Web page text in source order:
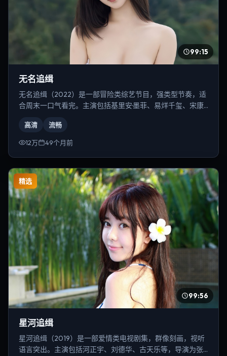
99:15
无名追缉
无名追缉（2022）是一部冒险类综艺节目，强类型节奏，适
合周末一口气看完。主演包括基里安·墨菲、易烊千玺、宋康
高清 流畅
12万 49个月前
精选
99:56
星河追缉
星河追缉（2019）是一部爱情类电视剧集，群像刻画，视听
语言突出。主演包括河正宇、刘德华、古天乐等，导演为张